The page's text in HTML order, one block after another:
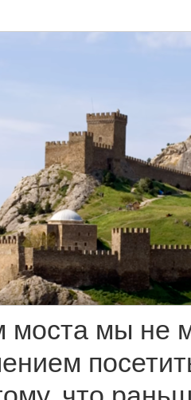
моста мы не